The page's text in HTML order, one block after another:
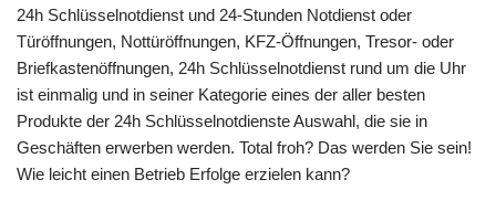
24h Schlüsselnotdienst und 24-Stunden Notdienst oder
Türöffnungen, Nottüröffnungen, KFZ-Öffnungen, Tresor- oder
Briefkastenöffnungen, 24h Schlüsselnotdienst rund um die Uhr
ist einmalig und in seiner Kategorie eines der aller besten
Produkte der 24h Schlüsselnotdienste Auswahl, die sie in
Geschäften erwerben werden. Total froh? Das werden Sie sein!
Wie leicht einen Betrieb Erfolge erzielen kann?